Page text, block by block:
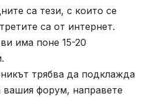
са тези, с които се
са от интернет.
има поне 15-20
трябва да подклажда
вашия форум, направете